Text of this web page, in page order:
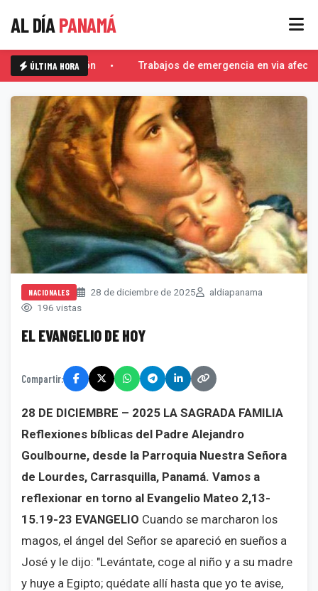
AL DÍAPANAMÁ
ÚLTIMA HORA
El Escorpión Trabajos de emergencia en via
NACIONALES 28 de diciembre de 2025
aldiapanama
196 vistas
EL EVANGELIO DE HOY
Compartir:
28 DE DICIEMBRE – 2025 LA SAGRADA FAMILIA
Reflexiones bíblicas del Padre Alejandro
Goulbourne, desde la Parroquia Nuestra Señora
de Lourdes, Carrasquilla, Panamá. Vamos a
reflexionar en torno al Evangelio Mateo 2,13-
15.19-23 EVANGELIO Cuando se marcharon los
magos, el ángel del Señor se apareció en sueños a
José y le dijo: "Levántate, coge al niño y a su madre
y huye a Egipto; quédate allí hasta que yo te avise,